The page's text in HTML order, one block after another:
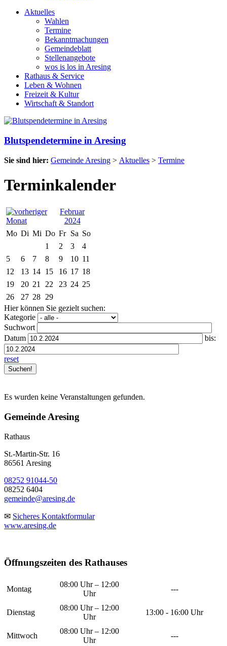
Aktuelles
Wahlen
Termine
Bekanntmachungen
Gemeindeblatt
Stellenangebote
wos is los in Aresing
Rathaus & Service
Leben & Wohnen
Freizeit & Kultur
Wirtschaft & Standort
Blutspendetermine in Aresing
Sie sind hier: Gemeinde Aresing > Aktuelles > Termine
Terminkalender
Februar
2024
Mo Di Mi Do Fr Sa So
1
2 3
4
5
6 7 8 9 10 11
12
13 14 15 16 17 18
19
20 21 22 23 24 25
26
27 28 29
Hier können Sie gezielt suchen:
Kategorie
Suchwort
Datum
bis:
reset
Es wurden keine Veranstaltungen gefunden.
Gemeinde Aresing
Rathaus
St.-Martin-Str. 16
86561 Aresing
08252 91044-50
08252 6404
gemeinde@aresing.de
✉ Sicheres Kontaktformular
www.aresing.de
Öffnungszeiten des Rathauses
Montag
08:00 Uhr – 12:00
Uhr
---
Dienstag
08:00 Uhr – 12:00
Uhr
13:00 - 16:00 Uhr
Mittwoch
08:00 Uhr – 12:00
Uhr
---